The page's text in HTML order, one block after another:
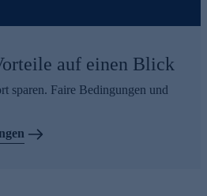
auf einen Blick
sparen. Faire Bedingungen und